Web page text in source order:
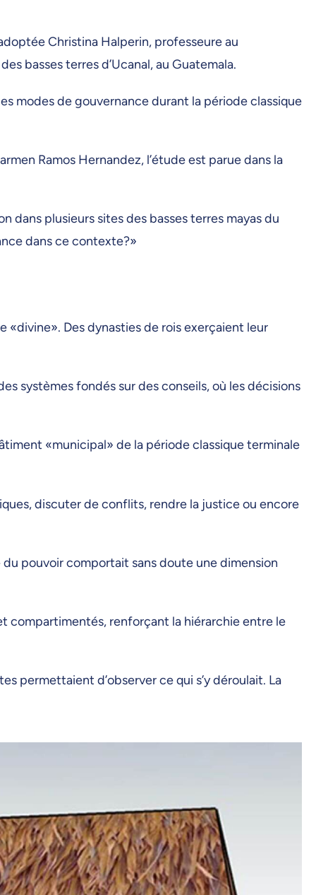
Christina Halperin, professeure au
basses terres d’Ucanal, au Guatemala.
modes de gouvernance durant la période classique
Ramos Hernandez, l’étude est parue dans la
plusieurs sites des basses terres mayas du
dans ce contexte?»
«divine». Des dynasties de rois exerçaient leur
systèmes fondés sur des conseils, où les décisions
«municipal» de la période classique terminale
discuter de conflits, rendre la justice ou encore
pouvoir comportait sans doute une dimension
compartimentés, renforçant la hiérarchie entre le
permettaient d’observer ce qui s’y déroulait. La